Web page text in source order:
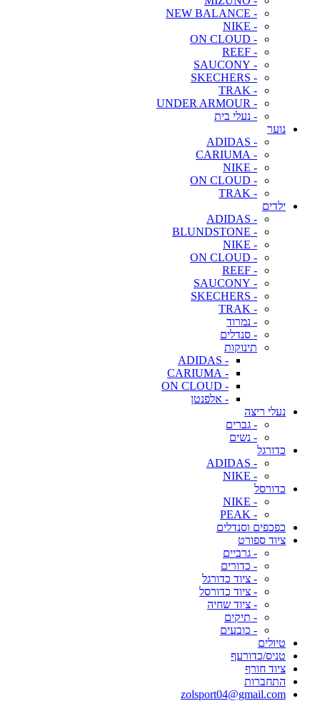
- NEW BALANCE
- NIKE
- ON CLOUD
- REEF
- SAUCONY
- SKECHERS
- TRAK
- UNDER ARMOUR
- נעלי בית
נוער
- ADIDAS
- CARIUMA
- NIKE
- ON CLOUD
- TRAK
ילדים
- ADIDAS
- BLUNDSTONE
- NIKE
- ON CLOUD
- REEF
- SAUCONY
- SKECHERS
- TRAK
- נמרוד
- סנדלים
תינוקות
- ADIDAS
- CARIUMA
- ON CLOUD
- אלפנטן
נעלי ריצה
- גברים
- נשים
כדורגל
- ADIDAS
- NIKE
כדורסל
- NIKE
- PEAK
כפכפים וסנדלים
ציוד ספורט
- גרביים
- כדורים
- ציוד כדורגל
- ציוד כדורסל
- ציוד שחיה
- תיקים
- כובעים
טיולים
טניס/כדורעף
ציוד חורף
התחברות
zolsport04@gmail.com